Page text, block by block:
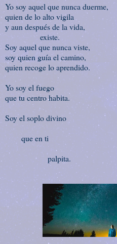
Yo soy aquel que nunca duerme,
quien de lo alto vigila
y aun después de la vida,
existe.
Soy aquel que nunca viste,
soy quien guía el camino,
quien recoge lo aprendido.
Yo soy el fuego
que tu centro habita.
Soy el soplo divino
que en ti
palpita.